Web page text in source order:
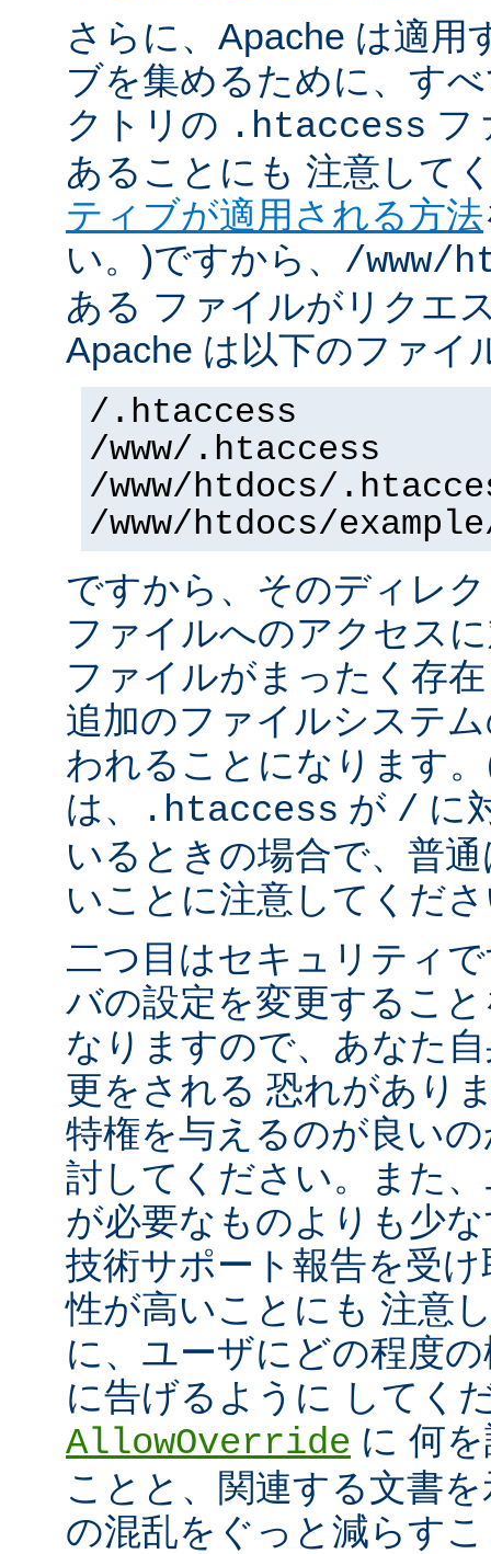
さらに、Apache は適用
ブを集めるために、す
クトリの .htaccess フ
あることにも 注意して
ティブが適用される方法
い。)ですから、 /www/
ある ファイルがリクエ
Apache は以下のファイ
/.htaccess
/www/.htaccess
/www/htdocs/
/www/htdocs/
ですから、そのディレ
ファイルへのアクセス
ファイルがまったく存
追加のファイルシステ
われることになります
は、
.htaccess が / に
いるときの場合で、普
いことに注意してくだ
二つ目はセキュリティ
バの設定を変更するこ
なりますので、あなた
更をされる 恐れがあり
特権を与えるのが良い
討してください。また
が必要なものよりも少
技術サポート報告を受
性が高いことにも 注意
に、ユーザにどの程度
に告げるように してく
AllowOverride に 何
ことと、関連する文書
の混乱をぐっと減らす